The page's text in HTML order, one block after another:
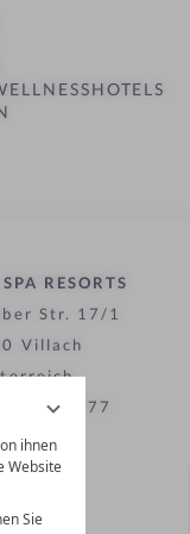
ihnen
Website
Sie
RESORTS
Str. 17/1
Villach
22077